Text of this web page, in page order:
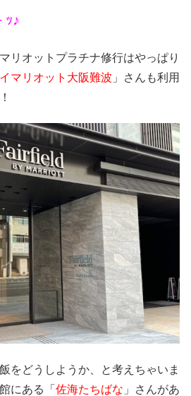
ｯ♪
リオットプラチナ修行はやっぱり
マリオット大阪難波 」さんも利用
をどうしようか、と考えちゃいま
にある「 佐海たちばな 」さんがあ